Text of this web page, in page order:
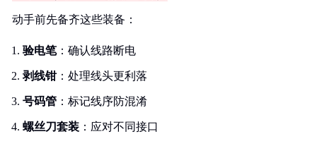
动手前先备齐这些装备：
验电笔：确认线路断电
剥线钳：处理线头更利落
号码管 ：标记线序防混淆
螺丝刀套装 ：应对不同接口